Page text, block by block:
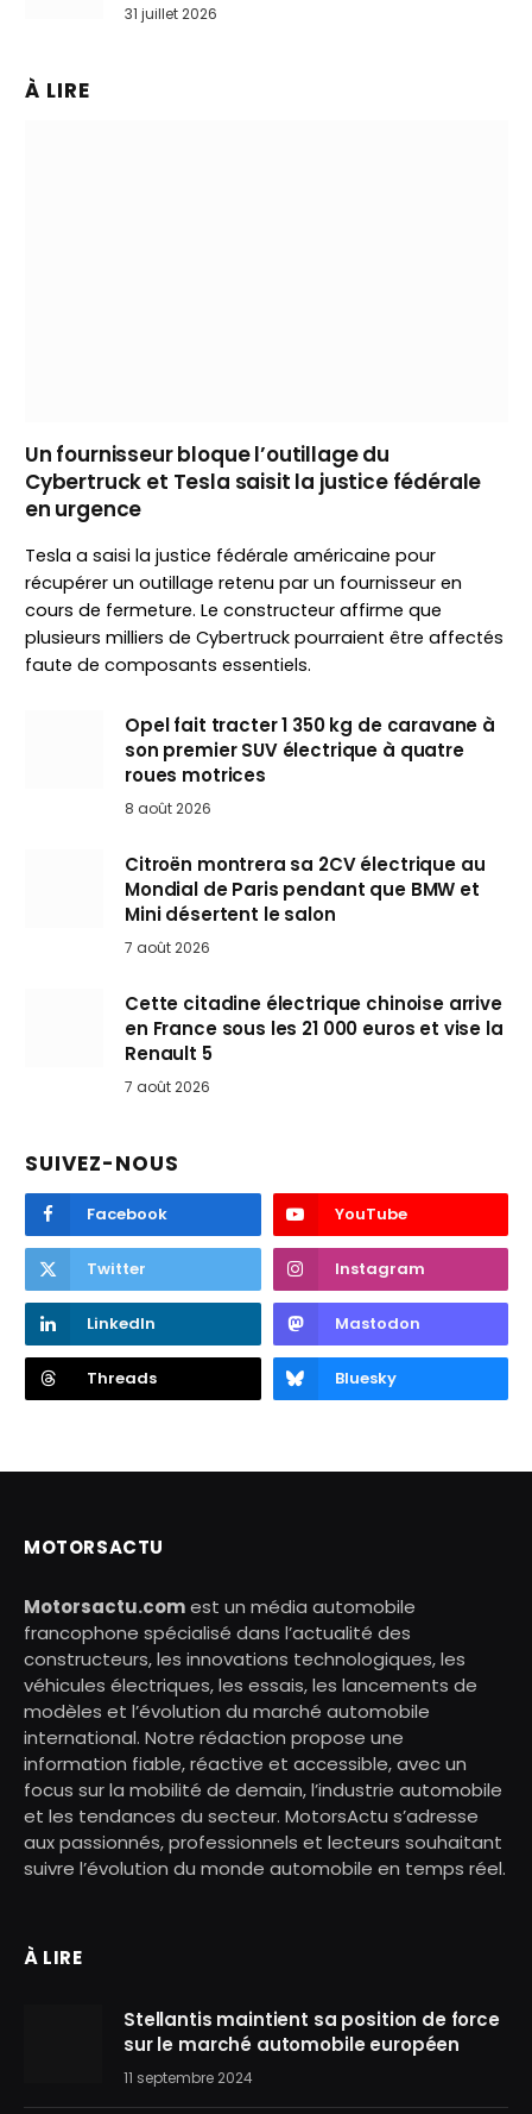
31 juillet 2026
À LIRE
Un fournisseur bloque l’outillage du
Cybertruck et Tesla saisit la justice fédérale
en urgence
Tesla a saisi la justice fédérale américaine pour
récupérer un outillage retenu par un fournisseur en
cours de fermeture. Le constructeur affirme que
plusieurs milliers de Cybertruck pourraient être affectés
faute de composants essentiels.
Opel fait tracter 1 350 kg de caravane à
son premier SUV électrique à quatre
roues motrices
8 août 2026
Citroën montrera sa 2CV électrique au
Mondial de Paris pendant que BMW et
Mini désertent le salon
7 août 2026
Cette citadine électrique chinoise arrive
en France sous les 21 000 euros et vise la
Renault 5
7 août 2026
SUIVEZ-NOUS
Facebook YouTube
Twitter Instagram
LinkedIn Mastodon
Threads Bluesky
MOTORSACTU
Motorsactu.comest un média automobile
francophone spécialisé dans l’actualité des
constructeurs, les innovations technologiques, les
véhicules électriques, les essais, les lancements de
modèles et l’évolution du marché automobile
international. Notre rédaction propose une
information fiable, réactive et accessible, avec un
focus sur la mobilité de demain, l’industrie automobile
et les tendances du secteur. MotorsActu s’adresse
aux passionnés, professionnels et lecteurs souhaitant
suivre l’évolution du monde automobile en temps réel.
À LIRE
Stellantis maintient sa position de force
sur le marché automobile européen
11 septembre 2024